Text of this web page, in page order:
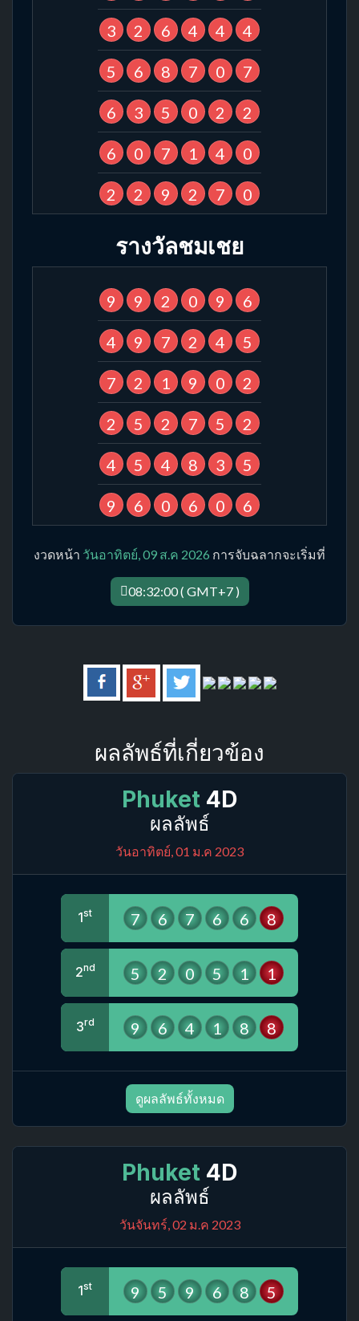
3 2 6 4 4 4
5 6 8 7 0 7
6 3 5 0 2 2
6 0 7 1 4 0
2 2 9 2 7 0
รางวัลชมเชย
9 9 2 0 9 6
4 9 7 2 4 5
7 2 1 9 0 2
2 5 2 7 5 2
4 5 4 8 3 5
9 6 0 6 0 6
งวดหน้า วันอาทิตย์, 09 ส.ค 2026 การจับฉลากจะเริ่มที่
08:32:00 ( GMT+7 )
ผลลัพธ์ที่เกี่ยวข้อง
Phuket 4D
ผลลัพธ์
วันอาทิตย์, 01 ม.ค 2023
1st 7 6 7 6 6 8
2nd 5 2 0 5 1 1
3rd 9 6 4 1 8 8
ดูผลลัพธ์ทั้งหมด
Phuket 4D
ผลลัพธ์
วันจันทร์, 02 ม.ค 2023
1st 9 5 9 6 8 5